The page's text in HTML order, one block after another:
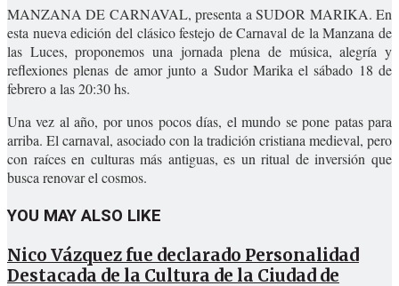
MANZANA DE CARNAVAL, presenta a SUDOR MARIKA. En
esta nueva edición del clásico festejo de Carnaval de la Manzana de
las Luces, proponemos una jornada plena de música, alegría y
reflexiones plenas de amor junto a Sudor Marika el sábado 18 de
febrero a las 20:30 hs.
Una vez al año, por unos pocos días, el mundo se pone patas para
arriba. El carnaval, asociado con la tradición cristiana medieval, pero
con raíces en culturas más antiguas, es un ritual de inversión que
busca renovar el cosmos.
YOU MAY ALSO LIKE
Nico Vázquez fue declarado Personalidad
Destacada de la Cultura de la Ciudad de